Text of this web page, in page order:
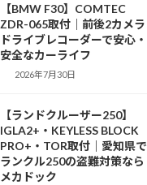
【BMW F30】COMTEC
ZDR-065取付｜前後2カメラ
ドライブレコーダーで安心・
安全なカーライフ
2026年7月30日
【ランドクルーザー250】
IGLA2+・KEYLESS BLOCK
PRO+・TOR取付｜愛知県で
ランクル250の盗難対策なら
メカドック